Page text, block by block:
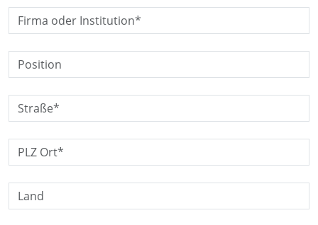
Firma/Institution*:
Position:
Straße*:
PLZ Ort*:
Land: